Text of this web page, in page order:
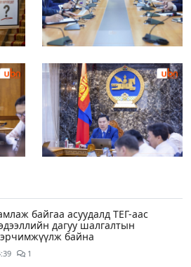
байгаа асуудалд ТЕГ-аас
дагуу шалгалтын
байна
1